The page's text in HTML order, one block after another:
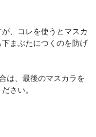
、コレを使うとマスカ
まぶたにつくのを防げ
は、最後のマスカラを
さい。